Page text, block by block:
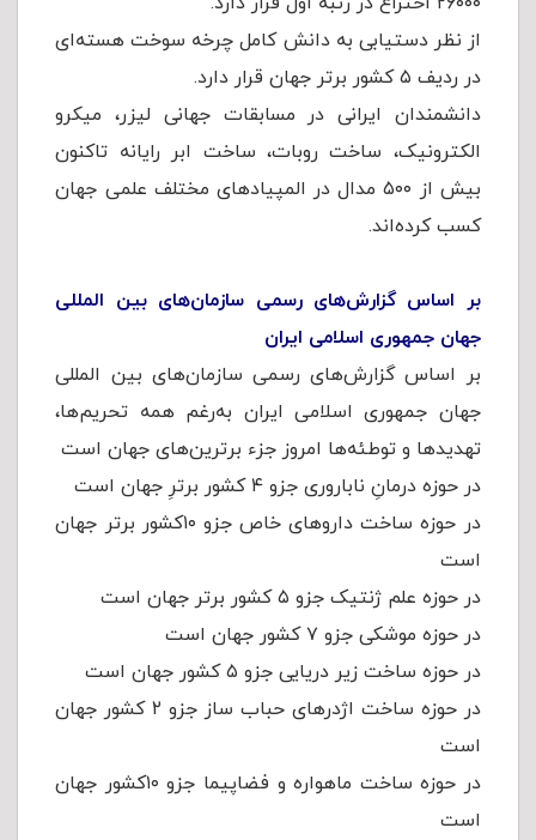
از نظر دستیابی به دانش کامل چرخه سوخت هسته‌ای
در ردیف ۵ کشور برتر جهان قرار دارد.
دانشمندان ایرانی در مسابقات جهانی لیزر، میکرو
الکترونیک، ساخت روبات، ساخت ابر رایانه تاکنون
بیش از ۵۰۰ مدال در المپیادهای مختلف علمی جهان
کسب کرده‌اند.
بر اساس گزارش‌های رسمی سازمان‌های بین المللی
جهان جمهوری اسلامی ایران
بر اساس گزارش‌های رسمی سازمان‌های بین المللی
جهان جمهوری اسلامی ایران به‌رغم همه تحریم‌ها،
تهدیدها و توطئه‌ها امروز جزء برترین‌های جهان است
در حوزه درمانِ ناباروری جزو ۴ کشور برترِ جهان است
در حوزه ساخت داروهای خاص جزو ۱۰کشور برتر جهان
است
در حوزه علم ژنتیک جزو ۵ کشور برتر جهان است
در حوزه موشکی جزو ٧ کشور جهان است
در حوزه ساخت زیر دریایی جزو ۵ کشور جهان است
در حوزه ساخت اژدرهای حباب ساز جزو ۲ کشور جهان
است
در حوزه ساخت ماهواره و فضاپیما جزو ۱۰کشور جهان
است